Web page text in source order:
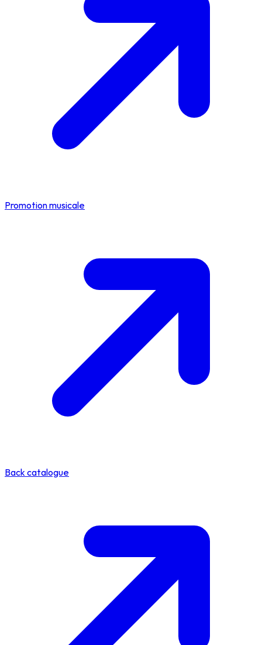
Promotion musicale
Back catalogue